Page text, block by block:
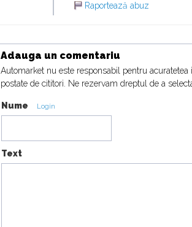
Raportează abuz
Adauga un comentariu
Automarket nu este responsabil pentru
postate de cititori. Ne rezervam dreptul de a
Nume Login
Text